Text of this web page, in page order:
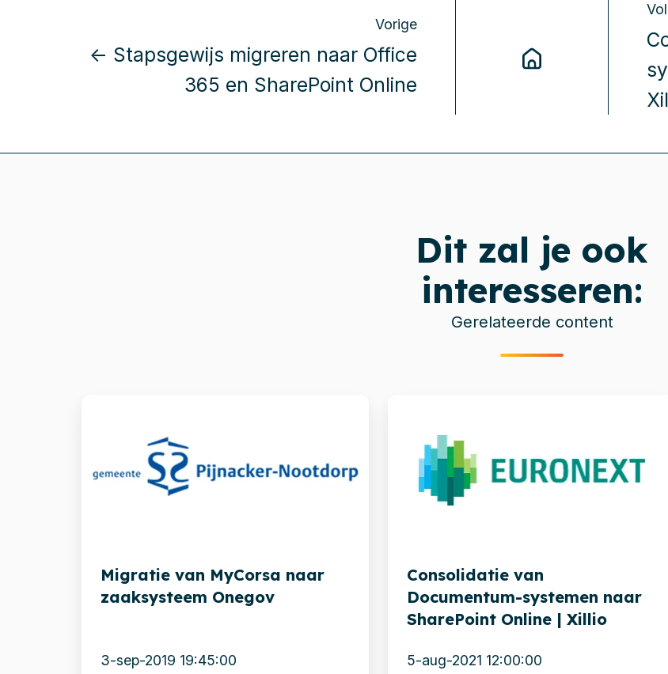
Vorige
← Stapsgewijs migreren naar Office
365 en SharePoint Online
Dit zal je ook
interesseren:
Gerelateerde content
MyCorsa
naar
Migratie van MyCorsa naar
zaaksysteem Onegov
3-sep-2019 19:45:00
Documentum-
systemen
Xillio
Consolidatie van
Documentum-systemen naar
SharePoint Online | Xillio
5-aug-2021 12:00:00